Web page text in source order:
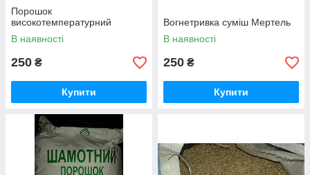
Порошок
високотемпературний
В наявності
250 ₴
Купити
Вогнетривка суміш Мертель
В наявності
250 ₴
Купити